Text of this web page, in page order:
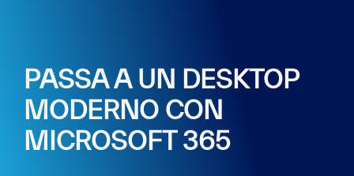
PASSA A UN DESKTOP
MODERNO CON
MICROSOFT 365